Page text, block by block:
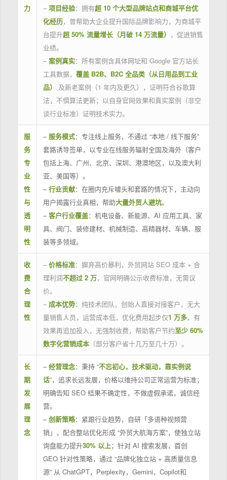
力
– 项目经验：拥有超 10 个大型品牌站点和商城平台优
化经历，曾帮助大企业提升国际品牌影响力，为商城平
台提升超 50% 流量增长（月破 14 万流量） ，促进销售
业绩。
– 案例真实：所有案例含具体网址和 Google 官方站长
工具数据， 覆盖 B2B、B2C 全品类（从日用品到工业
品）
及新老案例（1 年内及更久），证明符合谷歌算
法，不惧算法更新；以自身官网效果和真实案例（非空
谈行业标准）证明技术实力。
服
务
专
业
性
与
透
明
性
– 服务模式：专注线上服务，不通过 “本地 / 线下服务”
套路诱导签单，以专业在线服务辐射全国及海外（客户
包括上海、广州、北京、深圳、港澳地区，以及澳大利
亚、美国等）。
–行业贡献：在圈内充斥噱头和套路的情况下，主动向
用户揭露行业真相，帮助大量外贸人避坑。
–客户行业覆盖：机电设备、新能源、AI 应用工具、家
具、阀门、装修建材、机械制造、高精器材、车辆、服
装等多领域。
收
费
合
理
性
– 价格标准：摒弃高价暴利，外贸网站 SEO 成本 + 合
理利润不超过 2 万，官网明确公示收费标准，无需议
价。
– 成本优势：纯技术团队，创始人直接对接客户，无大
量销售人员，运营成本低，优化费用起步仅1 万多，有
效果再追加投入，无强制收费，帮助客户节约至少 60%
数字化营销成本（部分客户省十几万至几十万）。
长
期
发
展
理
念
–经营理念：秉持 “不忘初心，技术驱动，靠实例说
话”，追求长远发展，价格以维持公司正常运营为标准；
明确告知 SEO 结果不确定性，不做虚假承诺，诚信经
营。
–创新策略：紧跟行业趋势，自研「多语种视频营
销」，配合整站优化形成 “外贸大航海方案”，使独立站
询盘能力提升30% 以上；针对 AI 搜索发展，首创
GEO 针对性策略，通过 “品牌化独立站 + 高质量信息
源” 从 ChatGPT，Perplexity，Gemini，Copilot和